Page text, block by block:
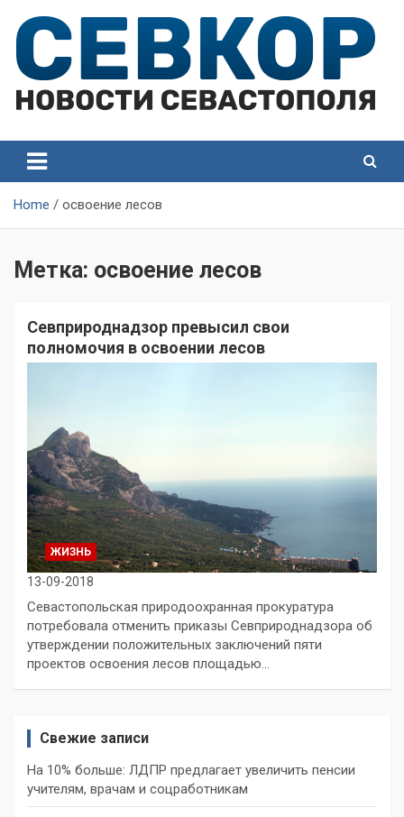
content
Севастополя
Севастополя
Home освоение лесов
Метка: освоение лесов
Севприроднадзор превысил свои
полномочия в освоении лесов
ЖИЗНЬ
13-09-2018
Севастопольская природоохранная прокуратура
потребовала отменить приказы Севприроднадзора об
утверждении положительных заключений пяти
проектов освоения лесов площадью…
Свежие записи
На 10% больше: ЛДПР предлагает увеличить пенсии
учителям, врачам и соцработникам